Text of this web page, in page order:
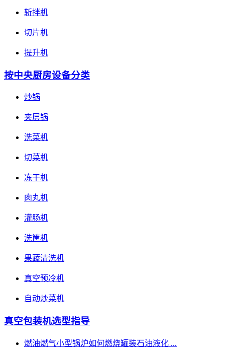
斩拌机
切片机
提升机
按中央厨房设备分类
炒锅
夹层锅
洗菜机
切菜机
冻干机
肉丸机
灌肠机
洗筐机
果蔬清洗机
真空预冷机
自动炒菜机
真空包装机选型指导
燃油燃气小型锅炉如何燃烧罐装石油液化 ...